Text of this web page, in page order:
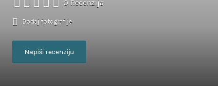
0 Recenzija
Dodaj fotografije
Napiši recenziju